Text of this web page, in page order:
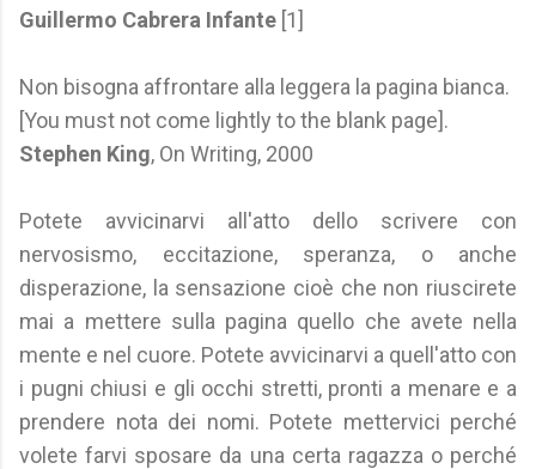
Guillermo Cabrera Infante [1]
Non bisogna affrontare alla leggera la pagina bianca.
[You must not come lightly to the blank page].
Stephen King, On Writing, 2000
Potete avvicinarvi all'atto dello scrivere con
nervosismo, eccitazione, speranza, o anche
disperazione, la sensazione cioè che non riuscirete
mai a mettere sulla pagina quello che avete nella
mente e nel cuore. Potete avvicinarvi a quell'atto con
i pugni chiusi e gli occhi stretti, pronti a menare e a
prendere nota dei nomi. Potete mettervici perché
volete farvi sposare da una certa ragazza o perché